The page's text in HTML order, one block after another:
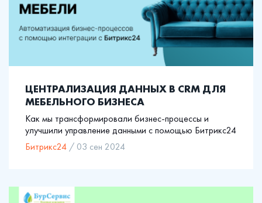
ЦЕНТРАЛИЗАЦИЯ ДАННЫХ В CRM ДЛЯ
МЕБЕЛЬНОГО БИЗНЕСА
Как мы трансформировали бизнес-процессы и
улучшили управление данными с помощью Битрикс24
Битрикс24 / 03 сен 2024